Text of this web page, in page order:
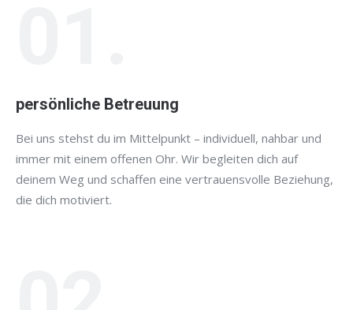
persönliche Betreuung
Bei uns stehst du im Mittelpunkt – individuell, nahbar und
immer mit einem offenen Ohr. Wir begleiten dich auf
deinem Weg und schaffen eine vertrauensvolle Beziehung,
die dich motiviert.